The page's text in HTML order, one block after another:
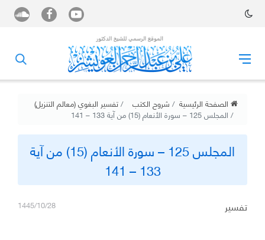
الصفحة الرئيسية شروح الكتب تفسير البغوي (معالم التنزيل)
المجلس 125 – سورة الأنعام (15) من آية 133 – 141
المجلس 125 – سورة الأنعام (15) من آية
133 – 141
1445/10/28 تفسير